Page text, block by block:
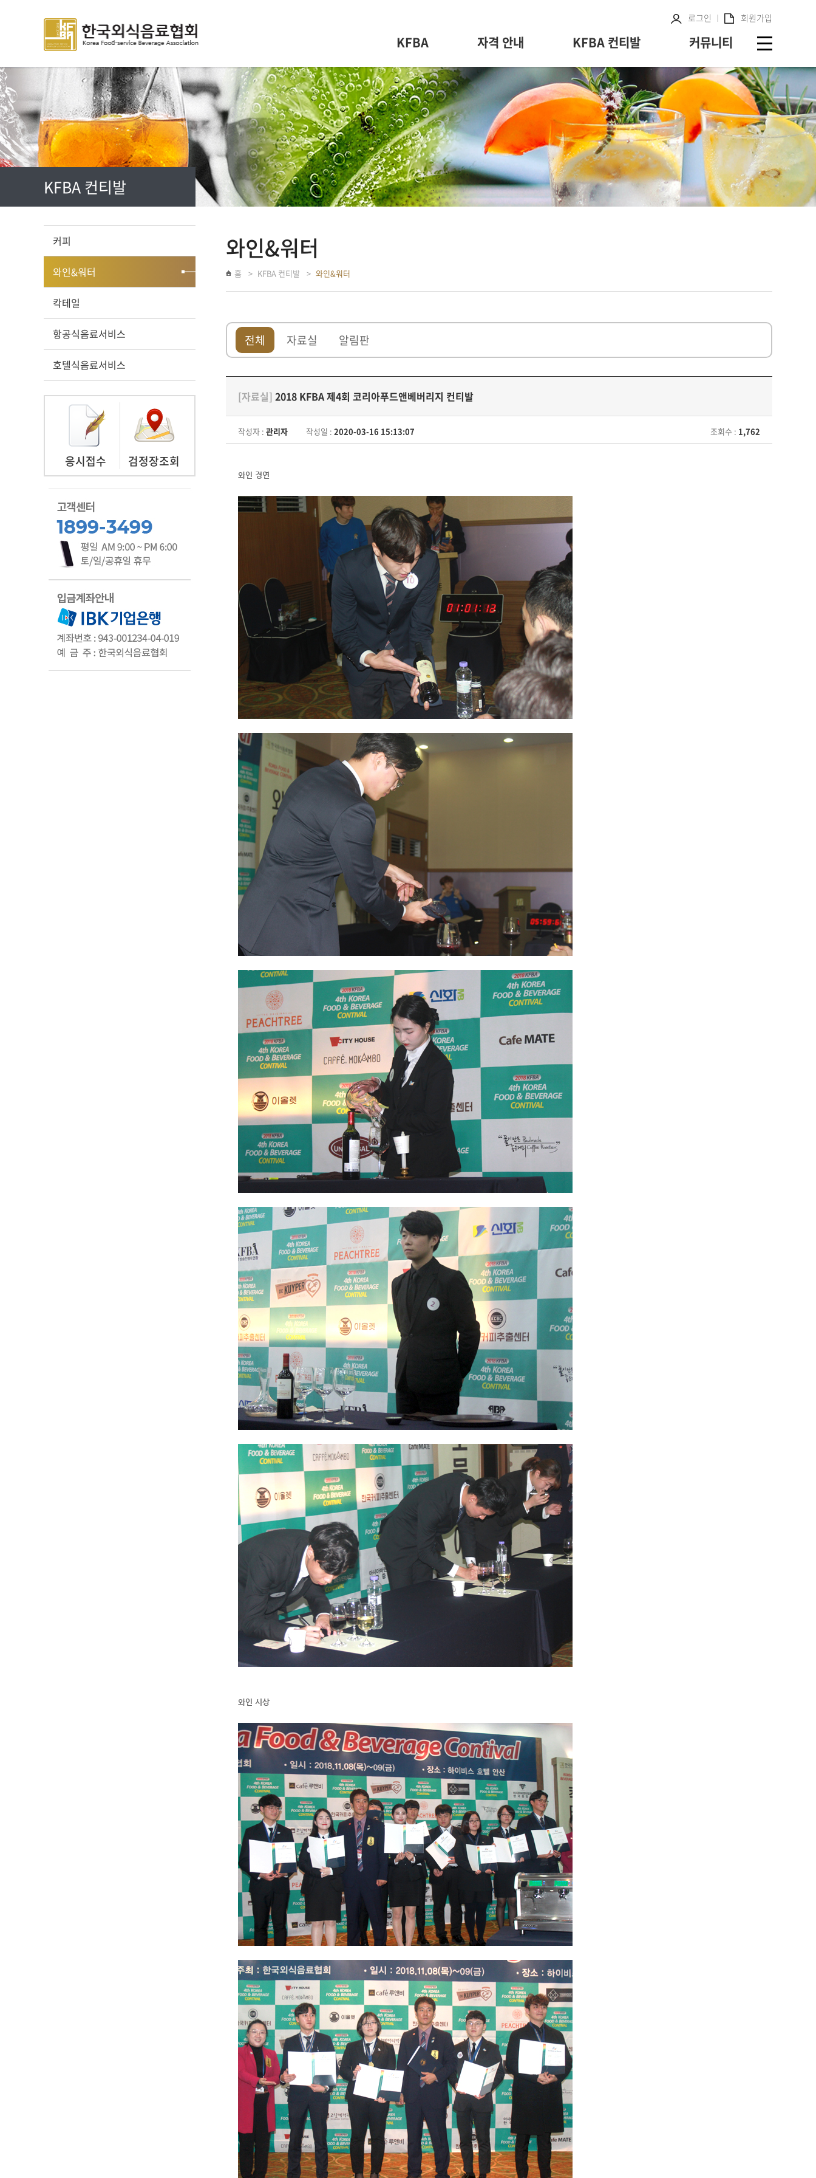
로그인 회원가입
KFBA 자격 안내 KFBA 컨티발 커뮤니티
KFBA 컨티발
커피
와인&워터
칵테일
항공식음료서비스
호텔식음료서비스
응시접수 검정장조회
와인&워터
홈 KFBA 컨티발 와인&워터
전체 자료실 알림판
[자료실] 2018 KFBA 제4회 코리아푸드앤베버리지 컨티발
작성자 : 관리자 작성일 : 2020-03-16 15:13:07 조회수 : 1,762
와인 경연
와인 시상